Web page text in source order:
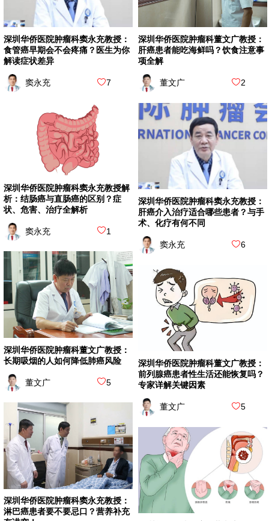
深圳华侨医院肿瘤科窦永充教授：
食管癌早期会不会疼痛？医生为你
解读症状差异
窦永充 7
深圳华侨医院肿瘤科窦永充教授解
析：结肠癌与直肠癌的区别？症
状、危害、治疗全解析
窦永充 1
深圳华侨医院肿瘤科董文广教授：
长期吸烟的人如何降低肺癌风险
董文广 5
深圳华侨医院肿瘤科窦永充教授：
淋巴癌患者要不要忌口？营养补充
深圳华侨医院肿瘤科董文广教授：
肝癌患者能吃海鲜吗？饮食注意事
项全解
董文广 2
深圳华侨医院肿瘤科窦永充教授：
肝癌介入治疗适合哪些患者？与手
术、化疗有何不同
窦永充 6
深圳华侨医院肿瘤科董文广教授：
前列腺癌患者性生活还能恢复吗？
专家详解关键因素
董文广 5